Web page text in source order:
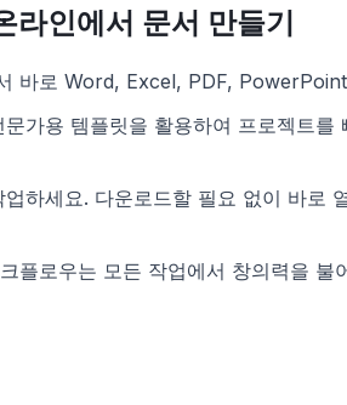
라인에서 문서 만들기
바로 Word, Excel, PDF,
가용 템플릿을 활용하여 프로젝트를
업하세요. 다운로드할 필요 없이 바로
플로우는 모든 작업에서 창의력을 불